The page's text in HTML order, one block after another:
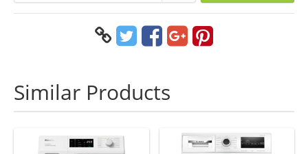
Similar Products